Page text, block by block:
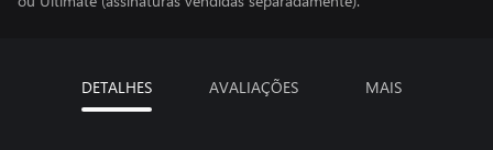
DETALHES AVALIAÇÕES MAIS